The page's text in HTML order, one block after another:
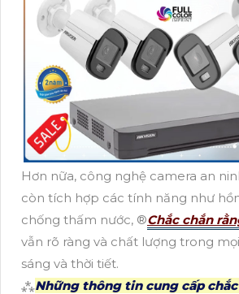
Hơn nữa, công nghệ camera an
còn tích hợp các tính năng như
chống thấm nước, ®️Chắc chắn
vẫn rõ ràng và chất lượng trong
sáng và thời tiết.
⁂Những thông tin cung cấp